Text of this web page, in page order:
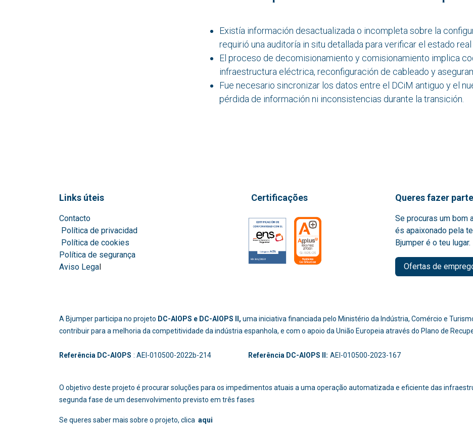
Existía información desactualizada o incompleta sobre la
requirió una auditoría in situ detallada para verificar el estado real
El proceso de decomisionamiento y comisionamiento implica
infraestructura eléctrica, reconfiguración de cableado y
Fue necesario sincronizar los datos entre el DCiM antiguo y el
pérdida de información ni inconsistencias durante la transición.
Links úteis
Contacto
Política de privacidad
Política de cookies
Política de segurança
Aviso Legal
Certificações Queres fazer
Se procuras um bom
és apaixonado pela
Bjumper é o teu lugar.
Ofertas de
A Bjumper participa no projeto DC-AIOPS e DC-AIOPS II, uma iniciativa financiada pelo Ministério da Indústria, Comércio e
contribuir para a melhoria da competitividade da indústria espanhola, e com o apoio da União Europeia através do Plano de
Referência DC-AIOPS : AEI-010500-2022b-214 Referência DC-AIOPS II: AEI-010500-2023-167
O objetivo deste projeto é procurar soluções para os impedimentos atuais a uma operação automatizada e eficiente das
segunda fase de um desenvolvimento previsto em três fases
Se queres saber mais sobre o projeto, clica aqui